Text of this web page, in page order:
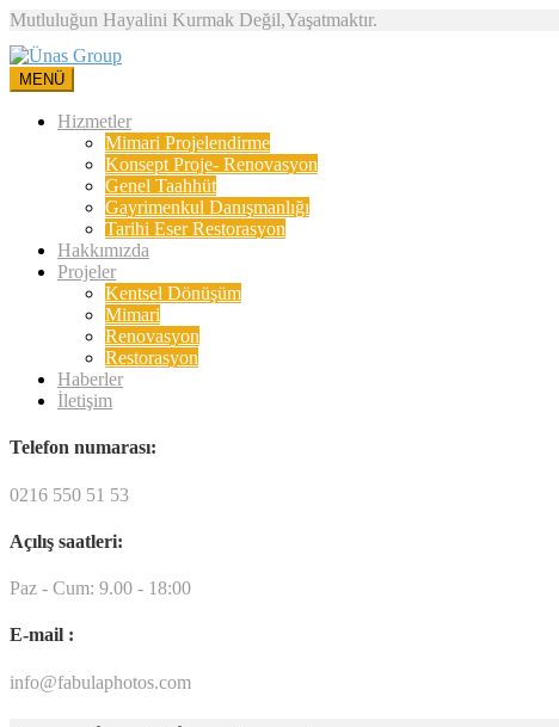
Mutluluğun Hayalini Kurmak Değil,Yaşatmaktır.
MENÜ
Hizmetler
Mimari Projelendirme
Konsept Proje- Renovasyon
Genel Taahhüt
Gayrimenkul Danışmanlığı
Tarihi Eser Restorasyon
Hakkımızda
Projeler
Kentsel Dönüşüm
Mimari
Renovasyon
Restorasyon
Haberler
İletişim
Telefon numarası:
0216 550 51 53
Açılış saatleri:
Paz - Cum: 9.00 - 18:00
E-mail :
info@fabulaphotos.com